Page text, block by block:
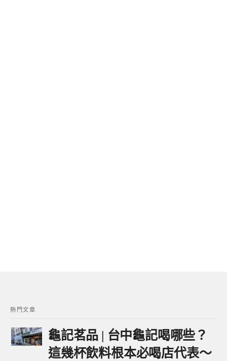
熱門文章
龜記茗品 | 台中龜記喝哪些？
這幾杯飲料根本必喝店代表～